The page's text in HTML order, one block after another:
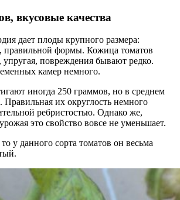
вкусовые качества
дает плоды крупного размера:
правильной формы. Кожица томатов
упругая, повреждения бывают редко.
камер немного.
иногда 250 граммов, но в среднем
Правильная их округлость немного
ребристостью. Однако же,
это свойство вовсе не уменьшает.
у данного сорта томатов он весьма